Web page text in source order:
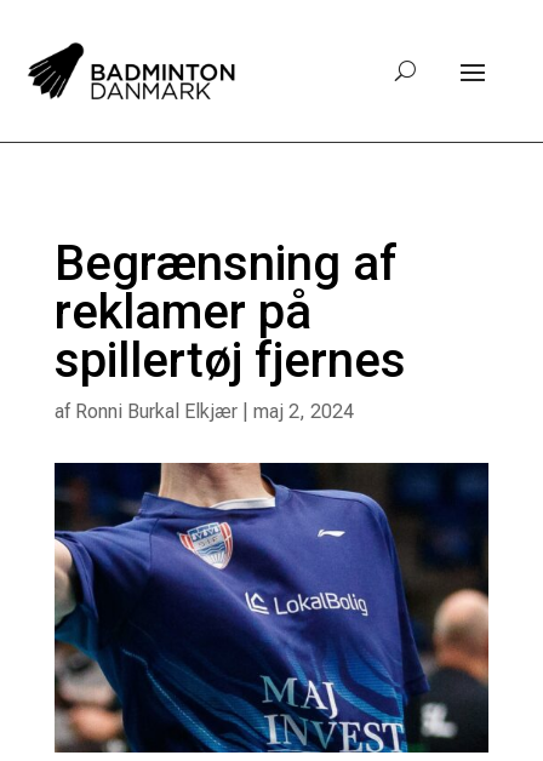
Begrænsning af
reklamer på
spillertøj fjernes
af Ronni Burkal Elkjær| maj 2, 2024